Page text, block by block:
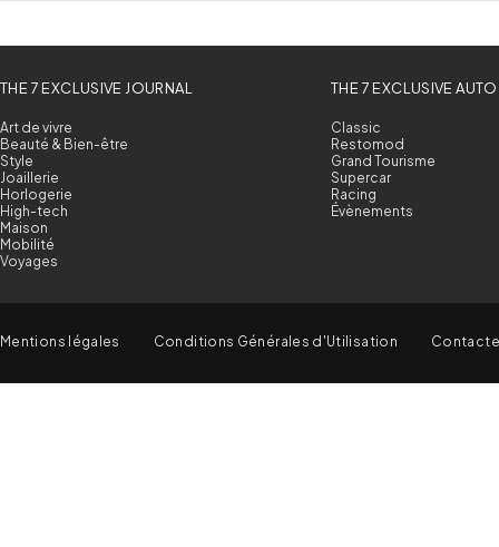
THE 7 EXCLUSIVE JOURNAL
Art de vivre
Beauté & Bien-être
Style
Joaillerie
Horlogerie
High-tech
Maison
Mobilité
Voyages
THE 7 EXCLUSIVE AUTO
Classic
Restomod
Grand Tourisme
Supercar
Racing
Évènements
Mentions légales Conditions Générales d'Utilisation